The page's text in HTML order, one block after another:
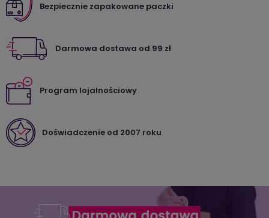
Bezpiecznie zapakowane paczki
Darmowa dostawa od 99 zł
Program lojalnościowy
Doświadczenie od 2007 roku